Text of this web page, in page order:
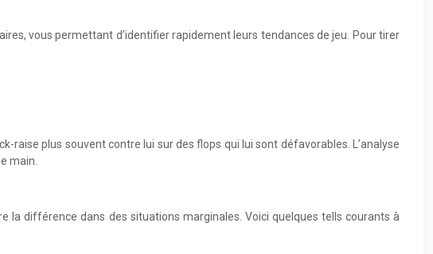
vous permettant d’identifier rapidement leurs tendances de jeu. Pour tirer
raise plus souvent contre lui sur des flops qui lui sont défavorables. L’analyse
main.
la différence dans des situations marginales. Voici quelques tells courants à